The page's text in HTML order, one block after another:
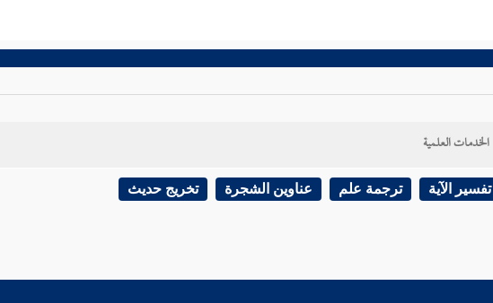
الخدمات العلمية
تفسير الآية ترجمة علم عناوين الشجرة تخريج حديث